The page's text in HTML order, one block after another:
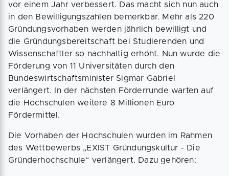
vor einem Jahr verbessert. Das macht sich nun auch
in den Bewilligungszahlen bemerkbar. Mehr als 220
Gründungsvorhaben werden jährlich bewilligt und
die Gründungsbereitschaft bei Studierenden und
Wissenschaftler so nachhaltig erhöht. Nun wurde die
Förderung von 11 Universitäten durch den
Bundeswirtschaftsminister Sigmar Gabriel
verlängert. In der nächsten Förderrunde warten auf
die Hochschulen weitere 8 Millionen Euro
Fördermittel.
Die Vorhaben der Hochschulen wurden im Rahmen
des Wettbewerbs „EXIST Gründungskultur - Die
Gründerhochschule“ verlängert. Dazu gehören: